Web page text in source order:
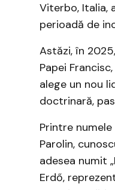
Viterbo, Italia,
perioadă de
Astăzi, în
Papei
alege un nou
doctrinară,
Printre
Parolin,
adesea numit
Erdő,